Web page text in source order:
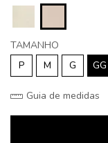
TAMANHO
P
M G GG
Guia de medidas